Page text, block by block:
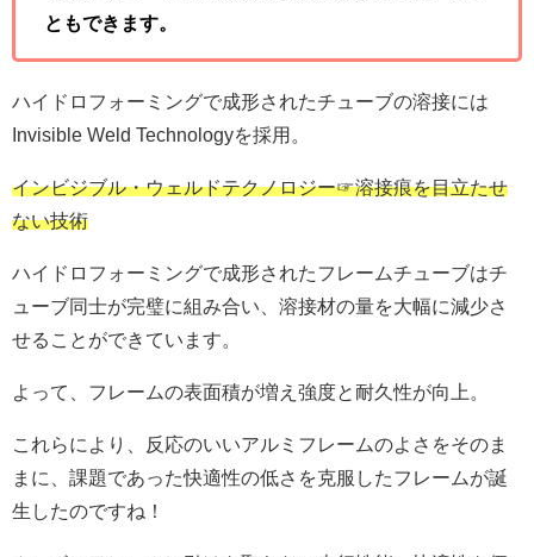
ともできます。
ハイドロフォーミングで成形されたチューブの溶接には
Invisible Weld Technologyを採用。
インビジブル・ウェルドテクノロジー☞溶接痕を目立たせ
ない技術
ハイドロフォーミングで成形されたフレームチューブはチ
ューブ同士が完璧に組み合い、溶接材の量を大幅に減少さ
せることができています。
よって、フレームの表面積が増え強度と耐久性が向上。
これらにより、反応のいいアルミフレームのよさをそのま
まに、課題であった快適性の低さを克服したフレームが誕
生したのですね！